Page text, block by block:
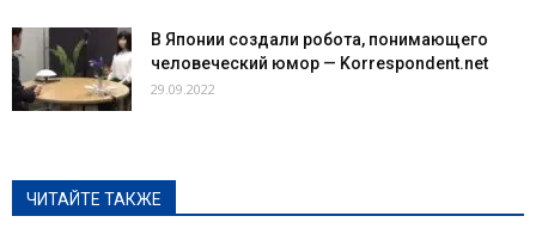
В Японии создали робота, понимающего
человеческий юмор — Korrespondent.net
29.09.2022
ЧИТАЙТЕ ТАКЖЕ